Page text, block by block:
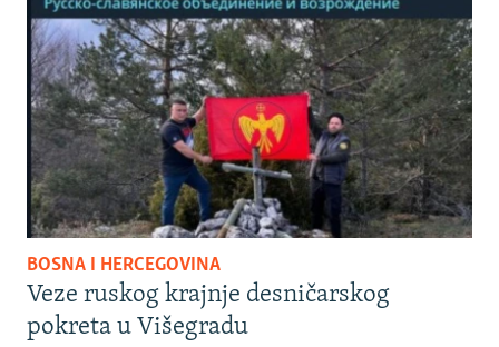
BOSNA I HERCEGOVINA
Veze ruskog krajnje desničarskog
pokreta u Višegradu